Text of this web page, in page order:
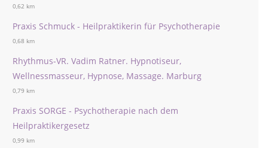
0,62 km
Praxis Schmuck - Heilpraktikerin für Psychotherapie
0,68 km
Rhythmus-VR. Vadim Ratner. Hypnotiseur,
Wellnessmasseur, Hypnose, Massage. Marburg
0,79 km
Praxis SORGE - Psychotherapie nach dem
Heilpraktikergesetz
0,99 km